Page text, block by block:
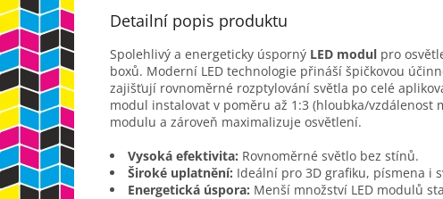
Detailní popis produktu
Spolehlivý a energeticky úsporný LED modul pro
boxů. Moderní LED technologie přináší špičkovou
zajišťují rovnoměrné rozptylování světla po celé
modul instalovat v poměru až 1:3 (hloubka/vzdálenost
modulu a zároveň maximalizuje osvětlení.
Vysoká efektivita: Rovnoměrné světlo bez stínů.
Široké uplatnění: Ideální pro 3D grafiku, písmena i
Energetická úspora: Menší množství LED modulů